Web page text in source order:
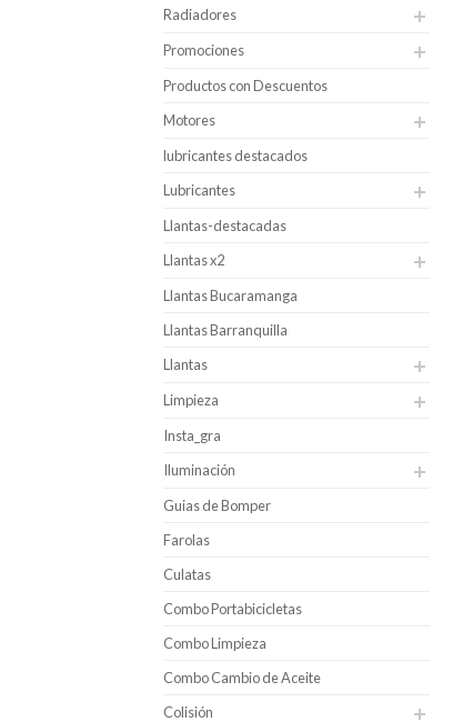
Radiadores
Promociones
Productos con Descuentos
Motores
lubricantes destacados
Lubricantes
Llantas-destacadas
Llantas x2
Llantas Bucaramanga
Llantas Barranquilla
Llantas
Limpieza
Insta_gra
Iluminación
Guias de Bomper
Farolas
Culatas
Combo Portabicicletas
Combo Limpieza
Combo Cambio de Aceite
Colisión